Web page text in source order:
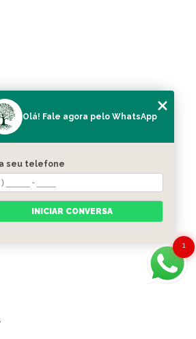
Minas
1
Olá! Fale agora pelo WhatsApp
seu telefone
INICIAR CONVERSA